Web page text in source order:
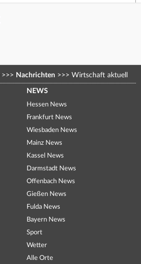
>>> Nachrichten >>> Wirtschaft aktuell
NEWS
Hessen News
Frankfurt News
Wiesbaden News
Mainz News
Kassel News
Darmstadt News
Offenbach News
Gießen News
Fulda News
Bayern News
Sport
Wetter
Alle Orte